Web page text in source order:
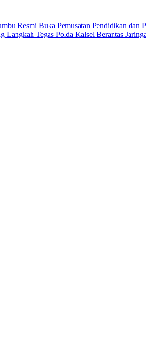
Resmi Buka Pemusatan Pendidikan dan
Tegas Polda Kalsel Berantas